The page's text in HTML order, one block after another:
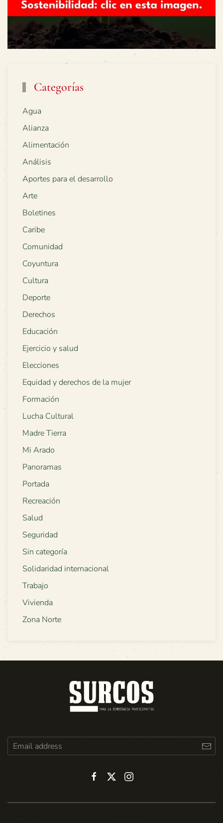
Categorías
Agua
Alianza
Alimentación
Análisis
Aportes para el desarrollo
Arte
Boletines
Caribe
Comunidad
Coyuntura
Cultura
Deporte
Derechos
Educación
Ejercicio y salud
Elecciones
Equidad y derechos de la mujer
Formación
Lucha Cultural
Madre Tierra
Mi Arado
Panoramas
Portada
Recreación
Salud
Seguridad
Sin categoría
Solidaridad internacional
Trabajo
Vivienda
Zona Norte